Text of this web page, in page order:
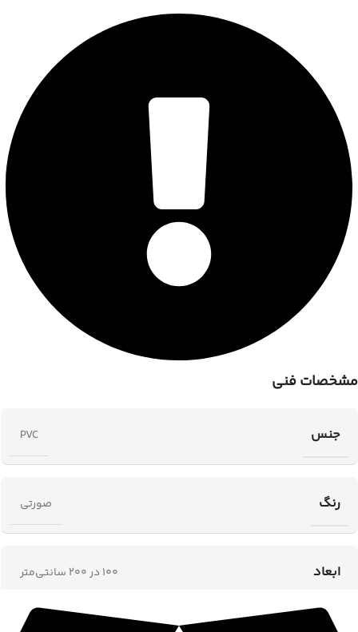
مشخصات فنی
جنس PVC
رنگ صورتی
ابعاد 100 در 200 سانتی‌متر